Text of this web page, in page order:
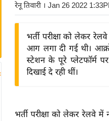
रेनू तिवारी । Jan 26 2022
भर्ती परीक्षा को लेकर
आग लगा दी गई थी।
स्टेशन के पूरे प्लेटफॉर्म
दिखाई दे रही थीं।
भर्ती परीक्षा को लेकर रेलवे